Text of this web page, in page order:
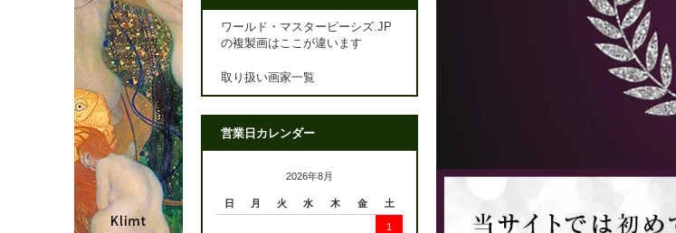
ワールド・マスターピーシズ.JP
の複製画はここが違います
取り扱い画家一覧
営業日カレンダー
2026年8月
日 月 火 水 木 金 土
1